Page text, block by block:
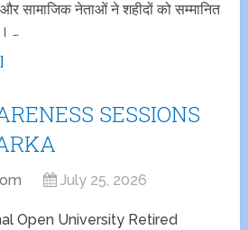
और सामाजिक नेताओं ने शहीदों को सम्मानित
…
SESSIONS
July 25, 2026
Open University Retired